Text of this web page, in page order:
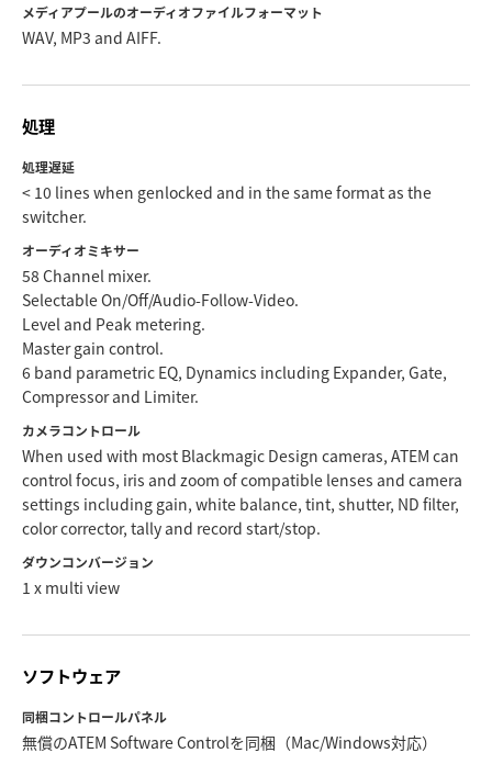
メディアプールのオーディオファイルフォーマット
WAV, MP3 and AIFF.
処理
処理遅延
< 10 lines when genlocked and in the same format as the
switcher.
オーディオミキサー
58 Channel mixer.
Selectable On/Off/Audio-Follow-Video.
Level and Peak metering.
Master gain control.
6 band parametric EQ, Dynamics including Expander, Gate,
Compressor and Limiter.
カメラコントロール
When used with most Blackmagic Design cameras, ATEM can
control focus, iris and zoom of compatible lenses and camera
settings including gain, white balance, tint, shutter, ND filter,
color corrector, tally and record start/stop.
ダウンコンバージョン
1 x multi view
ソフトウェア
同梱コントロールパネル
無償のATEM Software Controlを同梱（Mac/Windows対応）